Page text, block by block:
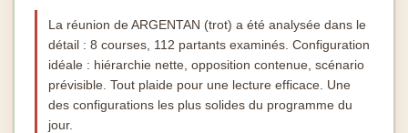
La réunion de ARGENTAN (trot) a été analysée dans le
détail : 8 courses, 112 partants examinés. Configuration
idéale : hiérarchie nette, opposition contenue, scénario
prévisible. Tout plaide pour une lecture efficace. Une
des configurations les plus solides du programme du
jour.